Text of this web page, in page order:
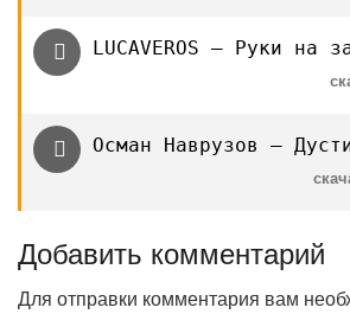
LUCAVEROS — Руки на
Осман Наврузов —
Добавить комментарий
Для отправки комментария вам